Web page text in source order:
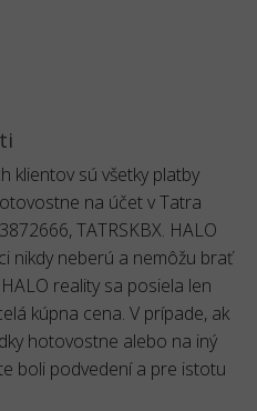
klientov sú všetky platby
na účet v Tatra
TATRSKBX. HALO
nikdy neberú a nemôžu brať
reality sa posiela len
kúpna cena. V prípade, ak
hotovostne alebo na iný
boli podvedení a pre istotu